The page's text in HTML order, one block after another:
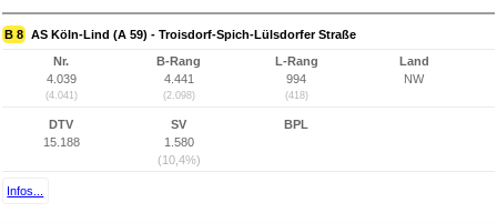
B 8 AS Köln-Lind (A 59) - Troisdorf-Spich-Lülsdorfer Straße
Nr.
4.039
(4.041)
B-Rang
4.441
(2.098)
L-Rang
994
(418)
Land
NW
DTV
15.188
SV
1.580
(10,4%)
BPL
Infos...